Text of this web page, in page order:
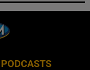
PODCASTS